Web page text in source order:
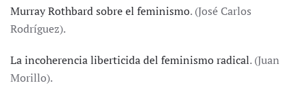
Murray Rothbard sobre el feminismo. (José Carlos
Rodríguez).
La incoherencia liberticida del feminismo radical. (Juan
Morillo).